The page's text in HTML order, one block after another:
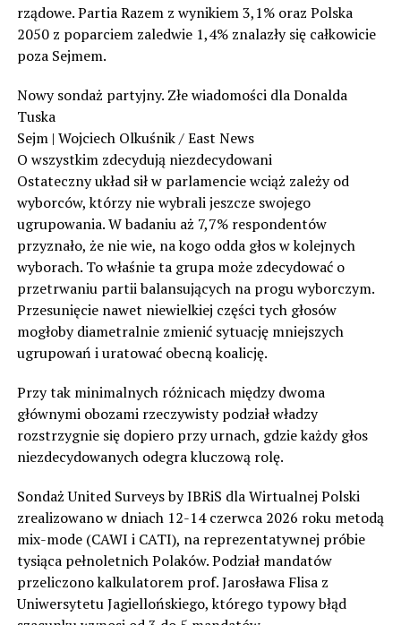
rządowe. Partia Razem z wynikiem 3,1% oraz Polska
2050 z poparciem zaledwie 1,4% znalazły się całkowicie
poza Sejmem.
Nowy sondaż partyjny. Złe wiadomości dla Donalda
Tuska
Sejm | Wojciech Olkuśnik / East News
O wszystkim zdecydują niezdecydowani
Ostateczny układ sił w parlamencie wciąż zależy od
wyborców, którzy nie wybrali jeszcze swojego
ugrupowania. W badaniu aż 7,7% respondentów
przyznało, że nie wie, na kogo odda głos w kolejnych
wyborach. To właśnie ta grupa może zdecydować o
przetrwaniu partii balansujących na progu wyborczym.
Przesunięcie nawet niewielkiej części tych głosów
mogłoby diametralnie zmienić sytuację mniejszych
ugrupowań i uratować obecną koalicję.
Przy tak minimalnych różnicach między dwoma
głównymi obozami rzeczywisty podział władzy
rozstrzygnie się dopiero przy urnach, gdzie każdy głos
niezdecydowanych odegra kluczową rolę.
Sondaż United Surveys by IBRiS dla Wirtualnej Polski
zrealizowano w dniach 12-14 czerwca 2026 roku metodą
mix-mode (CAWI i CATI), na reprezentatywnej próbie
tysiąca pełnoletnich Polaków. Podział mandatów
przeliczono kalkulatorem prof. Jarosława Flisa z
Uniwersytetu Jagiellońskiego, którego typowy błąd